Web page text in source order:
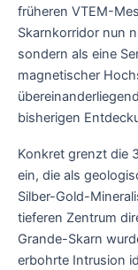
früheren VTEM-
Skarnkorridor nun
sondern als eine
magnetischer
bisherigen
Konkret grenzt die
ein, die als
Silber-Gold-
tieferen Zentrum
Grande-Skarn
erbohrte Intrusion